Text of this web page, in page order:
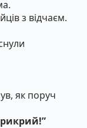
з відчаєм.
як поруч